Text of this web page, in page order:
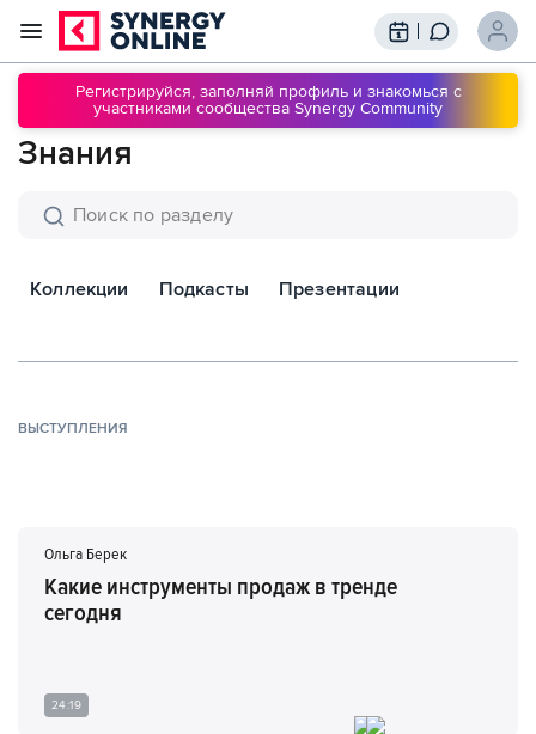
Регистрируйся, заполняй профиль и знакомься с
участниками сообщества Synergy Community
Трансляции
Вебинары
Обучение
Знания
Знания
Коллекции Подкасты Презентации
ВЫСТУПЛЕНИЯ
Ольга Берек
Какие инструменты продаж в тренде
сегодня
24:19